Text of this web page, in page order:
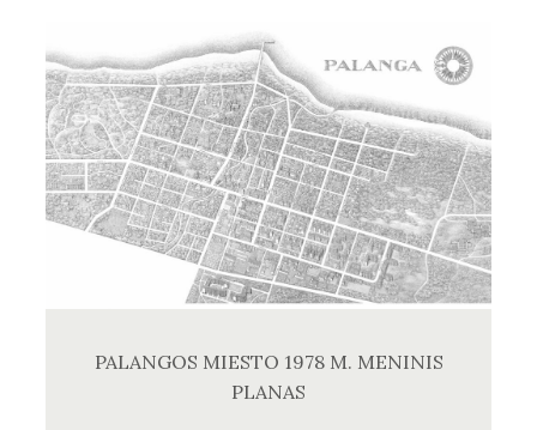
PALANGOS MIESTO 1978 M. MENINIS
PLANAS